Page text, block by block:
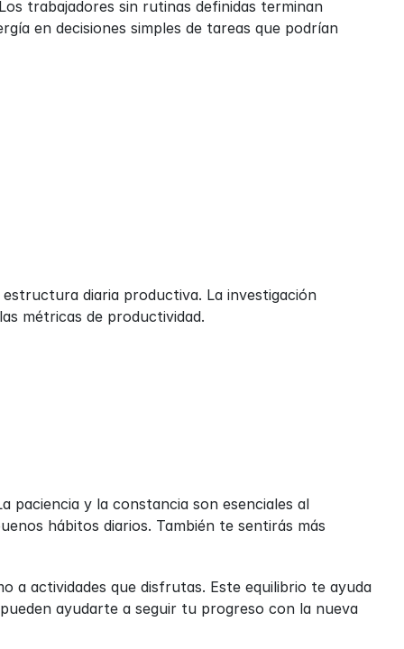
trabajadores sin rutinas definidas terminan
en decisiones simples de tareas que podrían
diaria productiva. La investigación
métricas de productividad.
paciencia y la constancia son esenciales al
hábitos diarios. También te sentirás más
a actividades que disfrutas. Este equilibrio te ayuda
ayudarte a seguir tu progreso con la nueva